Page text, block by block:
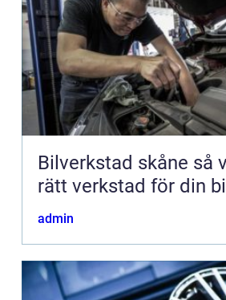
Bilverkstad skåne så väljer du
rätt verkstad för din bil
admin